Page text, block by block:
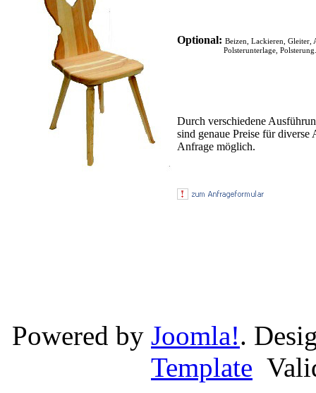
Optional: Beizen , Lackieren, Gleiter,
Polsterunterlage, Polsterung.
Durch verschiedene
sind genaue Preise für diverse
Anfrage möglich.
Powered by Joomla!.
Template